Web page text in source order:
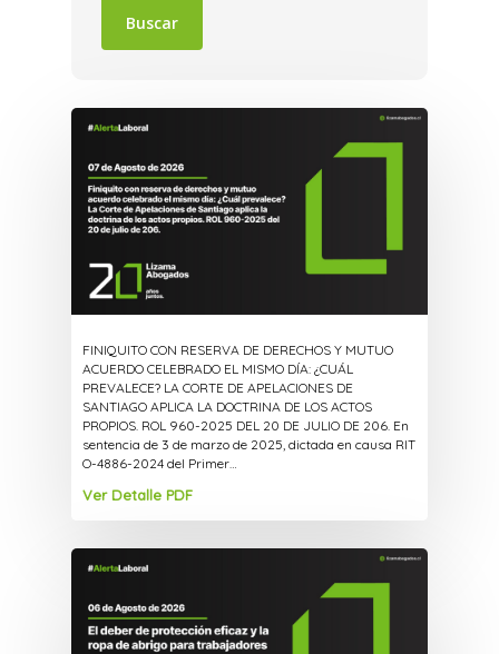
Buscar
FINIQUITO CON RESERVA DE DERECHOS Y MUTUO
ACUERDO CELEBRADO EL MISMO DÍA: ¿CUÁL
PREVALECE? LA CORTE DE APELACIONES DE
SANTIAGO APLICA LA DOCTRINA DE LOS ACTOS
PROPIOS. ROL 960-2025 DEL 20 DE JULIO DE 206. En
sentencia de 3 de marzo de 2025, dictada en causa RIT
O-4886-2024 del Primer…
Ver Detalle PDF